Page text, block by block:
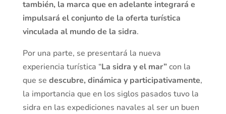
también, la marca que en adelante integrará e
impulsará el conjunto de la oferta turística
vinculada al mundo de la sidra.
Por una parte, se presentará la nueva
experiencia turística “La sidra y el mar”con la
que se descubre, dinámica y participativamente,
la importancia que en los siglos pasados tuvo la
sidra en las expediciones navales al ser un buen